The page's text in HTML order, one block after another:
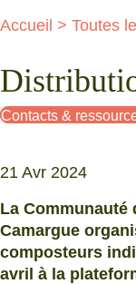
Accueil > Toutes
Contacts &
21 Avr 2024
La Communauté
Camargue
composteurs
avril à la